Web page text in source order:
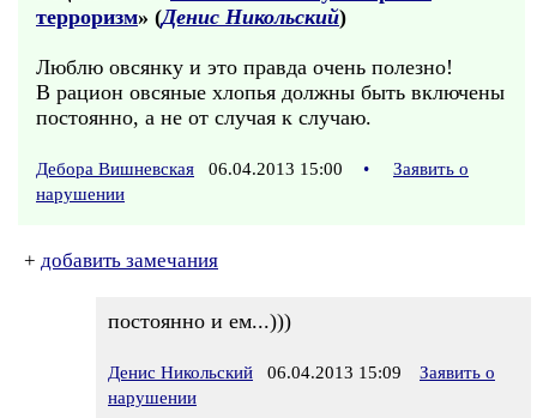
терроризм» (Денис Никольский)
Люблю овсянку и это правда очень полезно!
В рацион овсяные хлопья должны быть включены
постоянно, а не от случая к случаю.
Дебора Вишневская 06.04.2013 15:00 •
Заявить о
нарушении
+ добавить замечания
постоянно и ем...)))
Денис Никольский 06.04.2013 15:09
Заявить о
нарушении